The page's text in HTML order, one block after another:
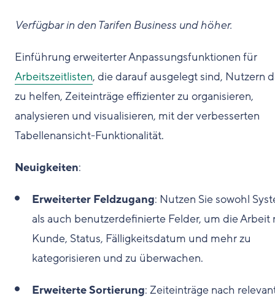
Verfügbar in den Tarifen Business und höher.
Einführung erweiterter Anpassungsfunktionen für
Arbeitszeitlisten, die darauf ausgelegt sind, Nutzern
zu helfen, Zeiteinträge effizienter zu organisieren,
analysieren und visualisieren, mit der verbesserten
Tabellenansicht-Funktionalität.
Neuigkeiten:
Erweiterter Feldzugang: Nutzen Sie sowohl
als auch benutzerdefinierte Felder, um die Arbeit
Kunde, Status, Fälligkeitsdatum und mehr zu
kategorisieren und zu überwachen.
Erweiterte Sortierung: Zeiteinträge nach